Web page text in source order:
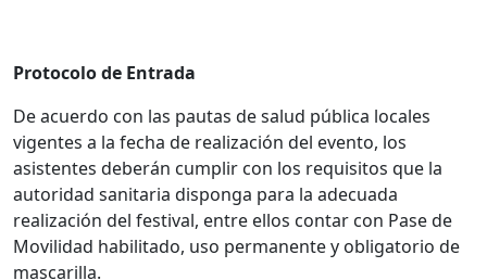
Protocolo de Entrada
De acuerdo con las pautas de salud pública locales
vigentes a la fecha de realización del evento, los
asistentes deberán cumplir con los requisitos que la
autoridad sanitaria disponga para la adecuada
realización del festival, entre ellos contar con Pase de
Movilidad habilitado, uso permanente y obligatorio de
mascarilla.